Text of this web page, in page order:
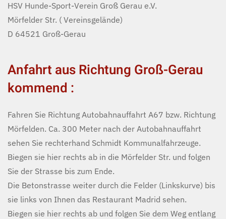
HSV Hunde-Sport-Verein Groß Gerau e.V.
Mörfelder Str. ( Vereinsgelände)
D 64521 Groß-Gerau
Anfahrt aus Richtung Groß-Gerau
kommend :
Fahren Sie Richtung Autobahnauffahrt A67 bzw. Richtung
Mörfelden. Ca. 300 Meter nach der Autobahnauffahrt
sehen Sie rechterhand Schmidt Kommunalfahrzeuge.
Biegen sie hier rechts ab in die Mörfelder Str. und folgen
Sie der Strasse bis zum Ende.
Die Betonstrasse weiter durch die Felder (Linkskurve) bis
sie links von Ihnen das Restaurant Madrid sehen.
Biegen sie hier rechts ab und folgen Sie dem Weg entlang